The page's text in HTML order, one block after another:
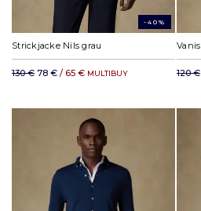
-40%
Strickjacke Nils grau
130 € 78 € / 65 € MULTIBUY 120 €